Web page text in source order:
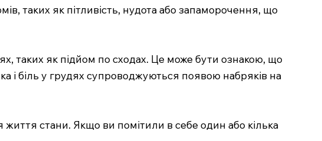
таких як пітливість, нудота або запаморочення, що
таких як підйом по сходах. Це може бути ознакою, що
і біль у грудях супроводжуються появою набряків на
життя стани. Якщо ви помітили в себе один або кілька